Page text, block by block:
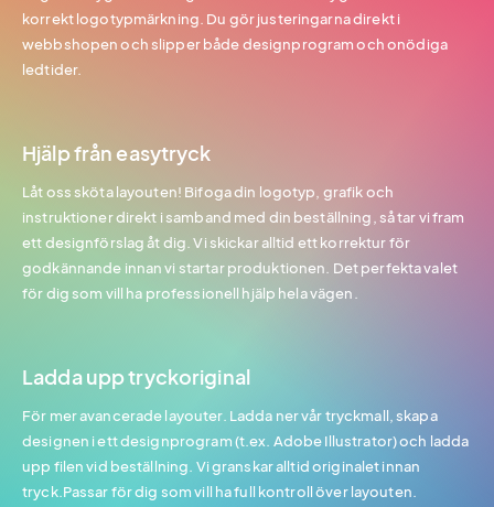
korrekt logotypmärkning. Du gör justeringarna direkt i
webbshopen och slipper både designprogram och onödiga
ledtider.
Hjälp från easytryck
Låt oss sköta layouten! Bifoga din logotyp, grafik och
instruktioner direkt i samband med din beställning, så tar vi fram
ett designförslag åt dig. Vi skickar alltid ett korrektur för
godkännande innan vi startar produktionen. Det perfekta valet
för dig som vill ha professionell hjälp hela vägen.
Ladda upp tryckoriginal
För mer avancerade layouter. Ladda ner vår tryckmall, skapa
designen i ett designprogram (t.ex. Adobe Illustrator) och ladda
upp filen vid beställning. Vi granskar alltid originalet innan
tryck.Passar för dig som vill ha full kontroll över layouten.